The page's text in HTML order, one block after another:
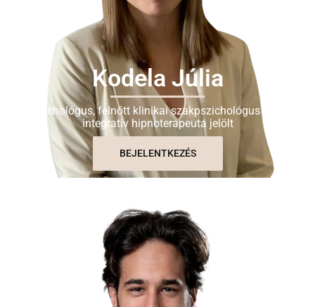
Kodela Júlia
Pszichológus, felnőtt klinikai szakpszichológus jelölt,
integratív hipnoterapeuta jelölt
BEJELENTKEZÉS